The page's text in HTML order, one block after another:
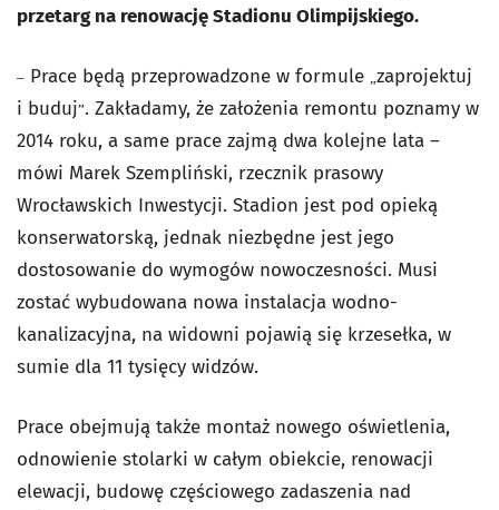
przetarg na renowację Stadionu Olimpijskiego.
– Prace będą przeprowadzone w formule zaprojektuj
i buduj”. Zakładamy, że założenia remontu poznamy w
2014 roku, a same prace zajmą dwa kolejne lata –
mówi Marek Szempliński, rzecznik prasowy
Wrocławskich Inwestycji. Stadion jest pod opieką
konserwatorską, jednak niezbędne jest jego
dostosowanie do wymogów nowoczesności. Musi
zostać wybudowana nowa instalacja wodno-
kanalizacyjna, na widowni pojawią się krzesełka, w
sumie dla 11 tysięcy widzów.
Prace obejmują także montaż nowego oświetlenia,
odnowienie stolarki w całym obiekcie, renowacji
elewacji, budowę częściowego zadaszenia nad